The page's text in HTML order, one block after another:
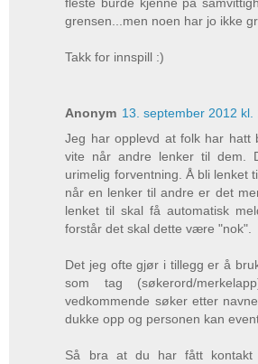
grensen...men noen har jo ikke
Takk for innspill :)
Anonym 13. september 2012 kl.
Jeg har opplevd at folk har hatt
vite når andre lenker til dem.
urimelig forventning. Å bli lenket
når en lenker til andre er det
lenket til skal få automatisk
forstår det skal dette være "nok".
Det jeg ofte gjør i tillegg er å
som tag (søkerord/
vedkommende søker etter
dukke opp og personen kan
Så bra at du har fått kontakt